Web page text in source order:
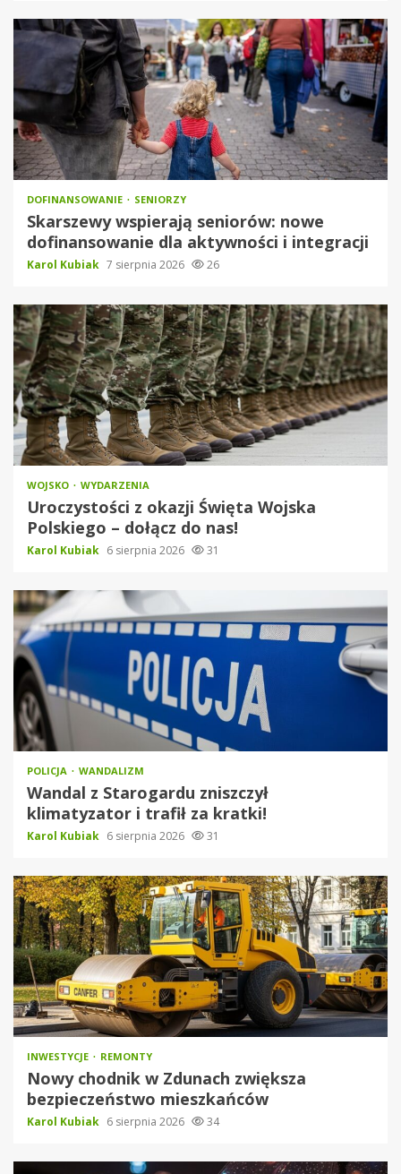
DOFINANSOWANIE SENIORZY
Skarszewy wspierają seniorów: nowe
dofinansowanie dla aktywności i integracji
Karol Kubiak 7 sierpnia 2026 26
WOJSKO WYDARZENIA
Uroczystości z okazji Święta Wojska
Polskiego – dołącz do nas!
Karol Kubiak 6 sierpnia 2026 31
POLICJA WANDALIZM
Wandal z Starogardu zniszczył
klimatyzator i trafił za kratki!
Karol Kubiak 6 sierpnia 2026 31
INWESTYCJE REMONTY
Nowy chodnik w Zdunach zwiększa
bezpieczeństwo mieszkańców
Karol Kubiak 6 sierpnia 2026 34